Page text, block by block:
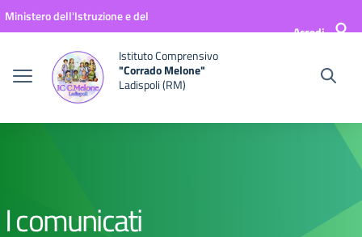
Vai ai contenuti
Vai al menu di navigazione
Vai al footer
Ministero dell'Istruzione e del
Accedi
Istituto Comprensivo
"Corrado Melone"
Ladispoli (RM)
I comunicati